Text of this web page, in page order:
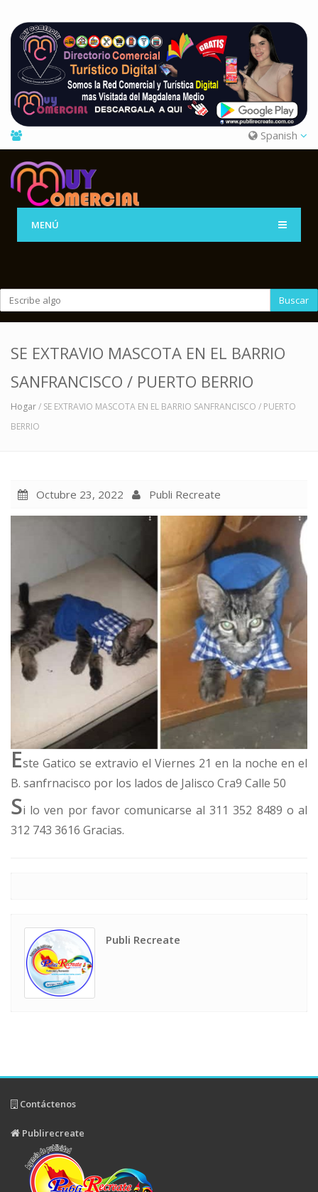
Spanish
MENÚ
Buscar
SE EXTRAVIO MASCOTA EN EL BARRIO
SANFRANCISCO / PUERTO BERRIO
Hogar/ SE EXTRAVIO MASCOTA EN EL BARRIO SANFRANCISCO / PUERTO
BERRIO
Octubre 23, 2022 Publi Recreate
Este Gatico se extravio el Viernes 21 en la noche en el
B. sanfrnacisco por los lados de Jalisco Cra9 Calle 50
Si lo ven por favor comunicarse al 311 352 8489 o al
312 743 3616 Gracias.
Publi Recreate
Contáctenos
Publirecreate